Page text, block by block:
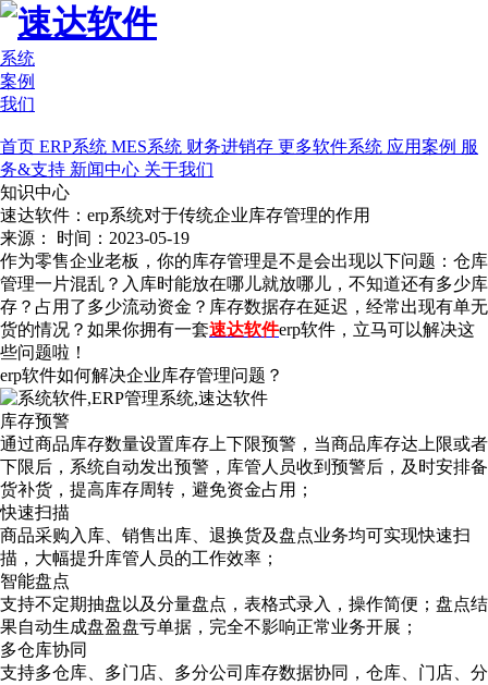
系统
案例
我们
首页 ERP系统 MES系统 财务进销存 更多软件系统 应用案例 服
务&支持 新闻中心 关于我们
知识中心
速达软件：erp系统对于传统企业库存管理的作用
来源： 时间：2023-05-19
作为零售企业老板，你的库存管理是不是会出现以下问题：仓库
管理一片混乱？入库时能放在哪儿就放哪儿，不知道还有多少库
存？占用了多少流动资金？库存数据存在延迟，经常出现有单无
货的情况？如果你拥有一套速达软件erp软件，立马可以解决这
些问题啦！
erp软件如何解决企业库存管理问题？
库存预警
通过商品库存数量设置库存上下限预警，当商品库存达上限或者
下限后，系统自动发出预警，库管人员收到预警后，及时安排备
货补货，提高库存周转，避免资金占用；
快速扫描
商品采购入库、销售出库、退换货及盘点业务均可实现快速扫
描，大幅提升库管人员的工作效率；
智能盘点
支持不定期抽盘以及分量盘点，表格式录入，操作简便；盘点结
果自动生成盘盈盘亏单据，完全不影响正常业务开展；
多仓库协同
支持多仓库、多门店、多分公司库存数据协同，仓库、门店、分